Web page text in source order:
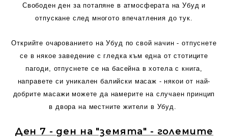
Свободен ден за потапяне в атмосферата на Убуд и
отпускане след многото впечатления до тук.
Открийте очарованието на Убуд по свой начин - отпуснете
се в някое заведение с гледка към една от стотиците
пагоди, отпуснете се на басейна в хотела с книга,
направете си уникален балийски масаж - някои от най-
добрите масажи можете да намерите на случаен принцип
в двора на местните жители в Убуд.
Ден 7 - ден на "земята" - големите